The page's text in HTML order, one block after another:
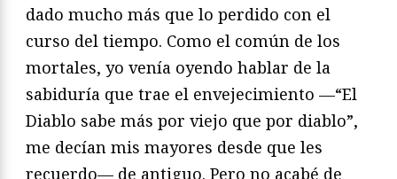
dado mucho más que lo perdido con el
curso del tiempo. Como el común de los
mortales, yo venía oyendo hablar de la
sabiduría que trae el envejecimiento —“El
Diablo sabe más por viejo que por diablo”,
me decían mis mayores desde que les
recuerdo— de antiguo. Pero no acabé de